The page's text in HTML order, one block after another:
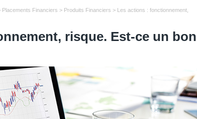
Placements Financiers > Produits Financiers > Les actions : fonctionnement,
risque. Est-ce un bon